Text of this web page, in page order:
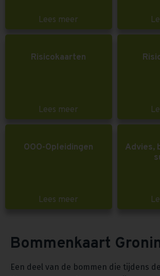
Lees meer
Risicokaarten
Lees meer
OOO-Opleidingen
Lees meer
Advies,
Bommenkaart
Een deel van de bommen die tijdens